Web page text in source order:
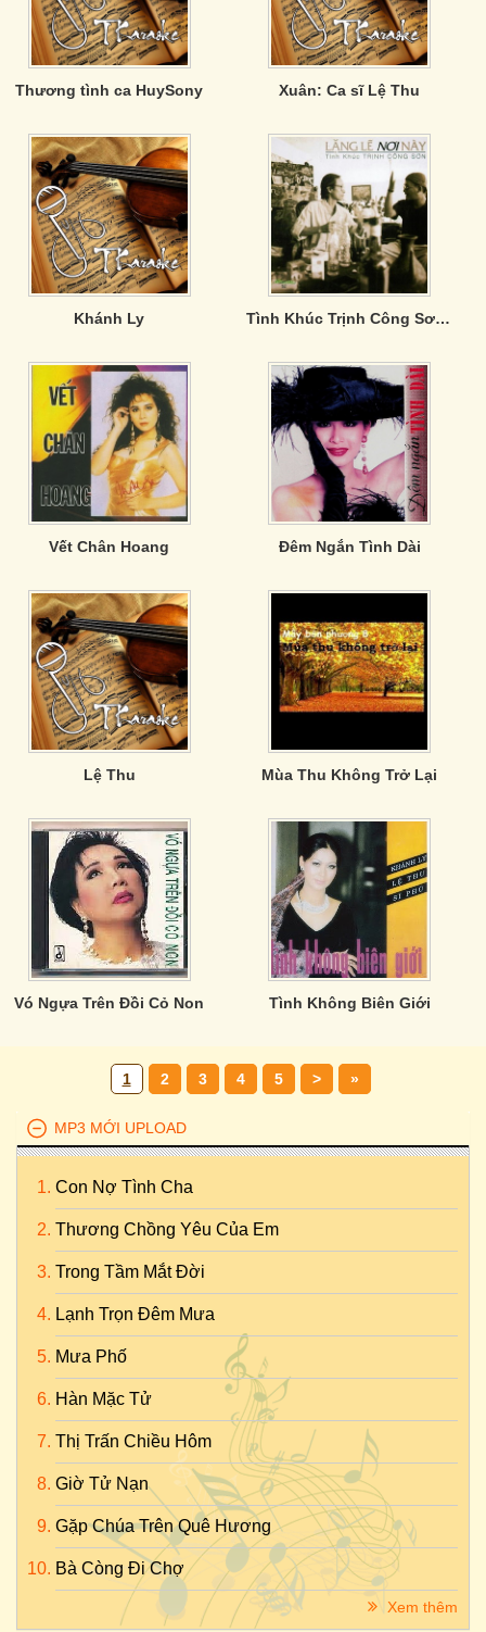
Thương tình ca HuySony Xuân: Ca sĩ Lệ Thu
Khánh Ly Tình Khúc Trịnh Công Sơn - Lặng Lẽ Nơi Này
Vết Chân Hoang Đêm Ngắn Tình Dài
Lệ Thu Mùa Thu Không Trở Lại
Vó Ngựa Trên Đồi Cỏ Non Tình Không Biên Giới
1 2 3 4 5 > »
MP3 MỚI UPLOAD
Con Nợ Tình Cha
Thương Chồng Yêu Của Em
Trong Tầm Mắt Đời
Lạnh Trọn Đêm Mưa
Mưa Phố
Hàn Mặc Tử
Thị Trấn Chiều Hôm
Giờ Tử Nạn
Gặp Chúa Trên Quê Hương
Bà Còng Đi Chợ
Xem thêm